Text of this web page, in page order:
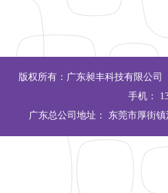
版权所有：广东昶丰科技有限公
手机：
广东总公司地址： 东莞市厚街